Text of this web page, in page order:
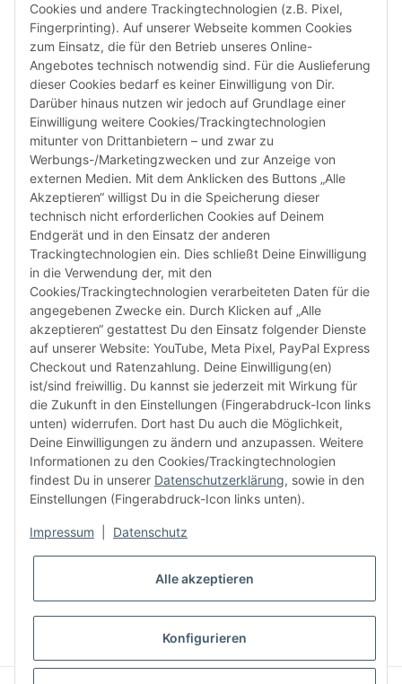
Cookies und andere Trackingtechnologien (z.B. Pixel,
Fingerprinting). Auf unserer Webseite kommen Cookies
zum Einsatz, die für den Betrieb unseres Online-
Angebotes technisch notwendig sind. Für die Auslieferung
dieser Cookies bedarf es keiner Einwilligung von Dir.
Darüber hinaus nutzen wir jedoch auf Grundlage einer
Einwilligung weitere Cookies/Trackingtechnologien
mitunter von Drittanbietern – und zwar zu
Werbungs-/Marketingzwecken und zur Anzeige von
externen Medien. Mit dem Anklicken des Buttons „Alle
Akzeptieren“ willigst Du in die Speicherung dieser
technisch nicht erforderlichen Cookies auf Deinem
Endgerät und in den Einsatz der anderen
Trackingtechnologien ein. Dies schließt Deine Einwilligung
in die Verwendung der, mit den
Cookies/Trackingtechnologien verarbeiteten Daten für die
angegebenen Zwecke ein. Durch Klicken auf „Alle
akzeptieren“ gestattest Du den Einsatz folgender Dienste
auf unserer Website: YouTube, Meta Pixel, PayPal Express
Checkout und Ratenzahlung. Deine Einwilligung(en)
ist/sind freiwillig. Du kannst sie jederzeit mit Wirkung für
die Zukunft in den Einstellungen (Fingerabdruck-Icon links
unten) widerrufen. Dort hast Du auch die Möglichkeit,
Deine Einwilligungen zu ändern und anzupassen. Weitere
Informationen zu den Cookies/Trackingtechnologien
findest Du in unserer Datenschutzerklärung, sowie in den
Einstellungen (Fingerabdruck-Icon links unten).
Impressum Datenschutz
Alle akzeptieren
Konfigurieren
Susannenstraße 21a, DE-20357 Hamburg
Tel: +49 (0)40 432 76 990
Email:
shop@audiolith.net
Servicezeiten (Mo.-Fr.) 11:00 - 15:00 Uhr
Bitte habe Verständnis dafür, dass Du uns ausschließlich zu
den oben genannten Geschäftszeiten telefonisch
kontaktieren kannst.
facebookyoutubeinstagram
tiktok
Informationen
Kundenservice
Mehr von Audiolith
VERTRAG WIDERRUFEN